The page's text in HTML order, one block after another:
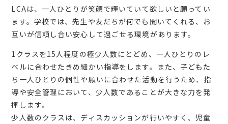
LCAは、一人ひとりが笑顔で輝いていて欲しいと願ってい
ます。学校では、先生や友だちが何でも聞いてくれる、お
互いが信頼し合い安心して過ごせる環境があります。
1クラスを15人程度の極少人数にとどめ、一人ひとりのレ
ベルに合わせたきめ細かい指導をします。また、子どもた
ち一人ひとりの個性や願いに合わせた活動を行うため、指
導や安全管理において、少人数であることが大きな力を発
揮します。
少人数のクラスは、ディスカッションが行いやすく、児童